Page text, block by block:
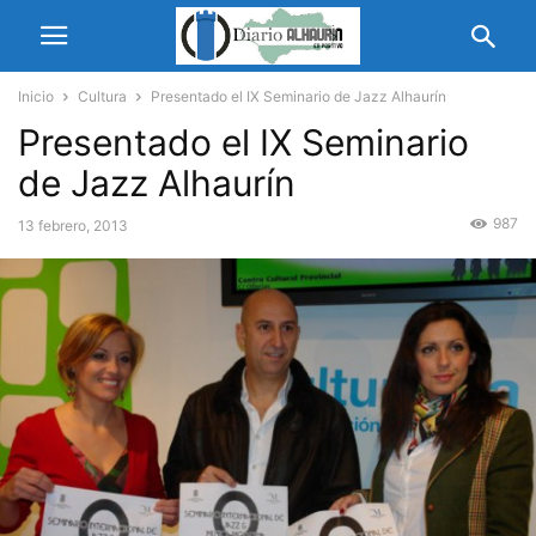
Inicio Cultura Presentado el IX Seminario de Jazz Alhaurín
Presentado el IX Seminario
de Jazz Alhaurín
13 febrero, 2013 987